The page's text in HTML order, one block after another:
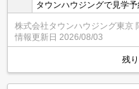
タウンハウジングで見学
きる設備仕様！駅前商業
株式会社タウンハウジング東京
情報更新日 2026/08/03
残